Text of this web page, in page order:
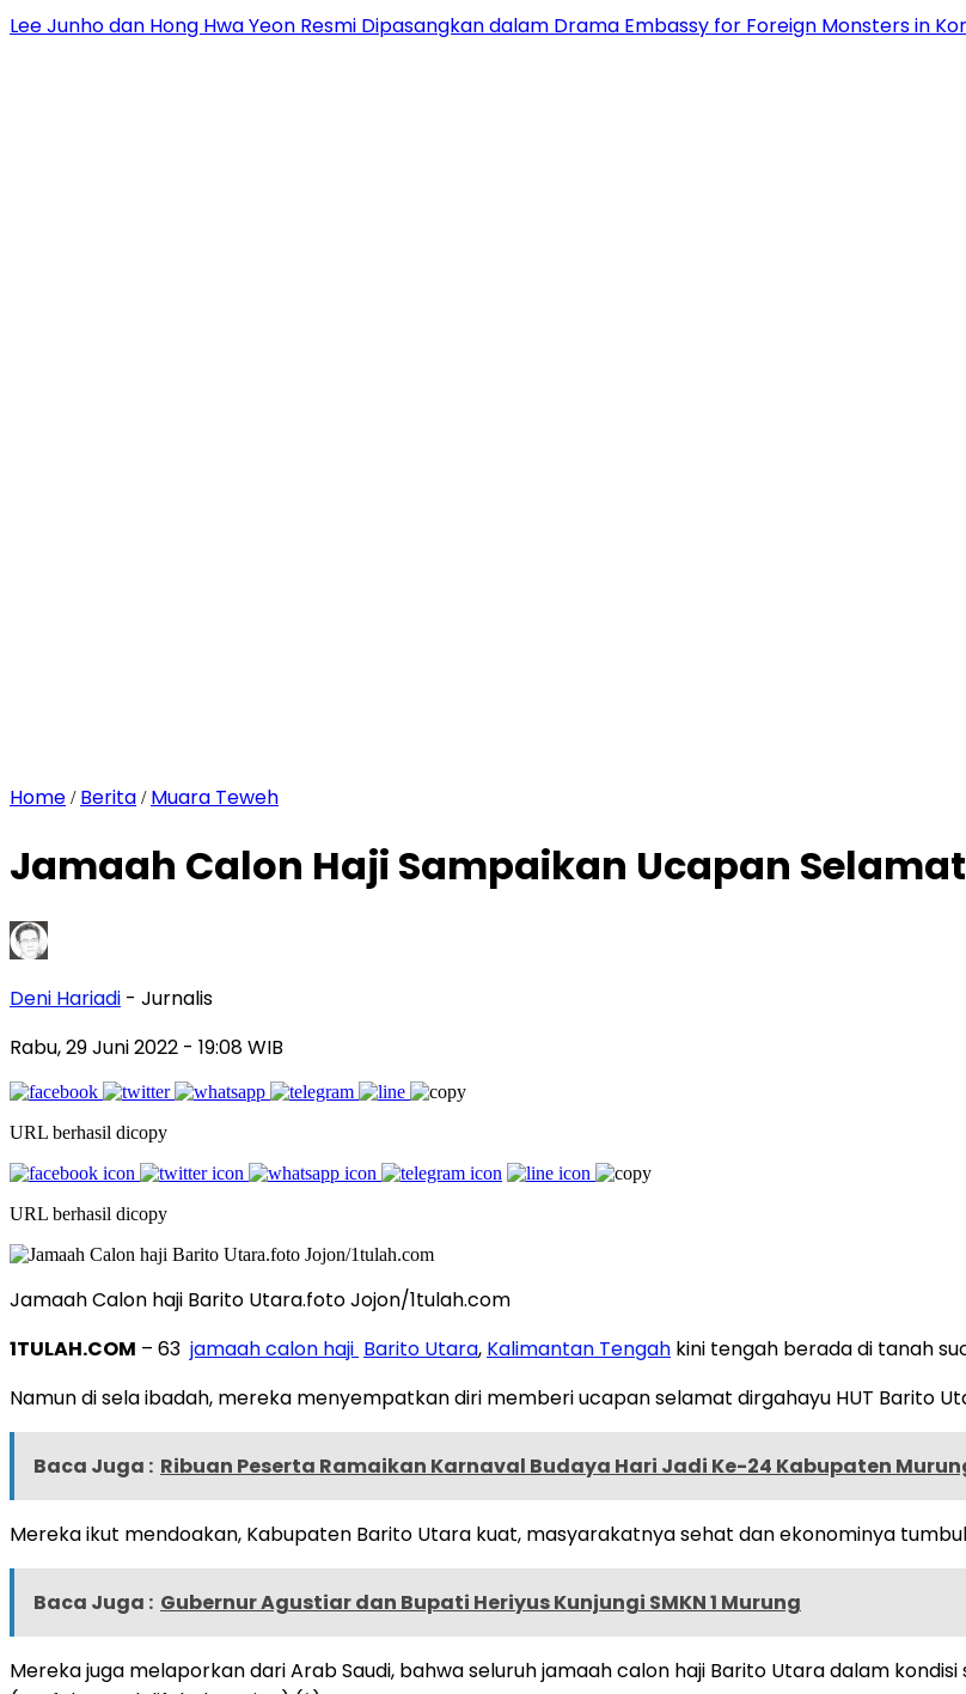
Lee Junho dan Hong Hwa Yeon Resmi Dipasangkan dalam Drama Embassy for Foreign Monsters in
Home / Berita / Muara Teweh
Jamaah Calon Haji Sampaikan Ucapan
Deni Hariadi - Jurnalis
Rabu, 29 Juni 2022 - 19:08 WIB
URL berhasil dicopy
URL berhasil dicopy
Jamaah Calon haji Barito Utara.foto Jojon/1tulah.com
1TULAH.COM – 63 jamaah calon haji Barito Utara, Kalimantan Tengah kini tengah berada di tanah
Namun di sela ibadah, mereka menyempatkan diri memberi ucapan selamat dirgahayu HUT Barito
Baca Juga : Ribuan Peserta Ramaikan Karnaval Budaya Hari Jadi Ke-24 Kabupaten
Mereka ikut mendoakan, Kabupaten Barito Utara kuat, masyarakatnya sehat dan ekonominya
Baca Juga : Gubernur Agustiar dan Bupati Heriyus Kunjungi SMKN 1 Murung
Mereka juga melaporkan dari Arab Saudi, bahwa seluruh jamaah calon haji Barito Utara dalam